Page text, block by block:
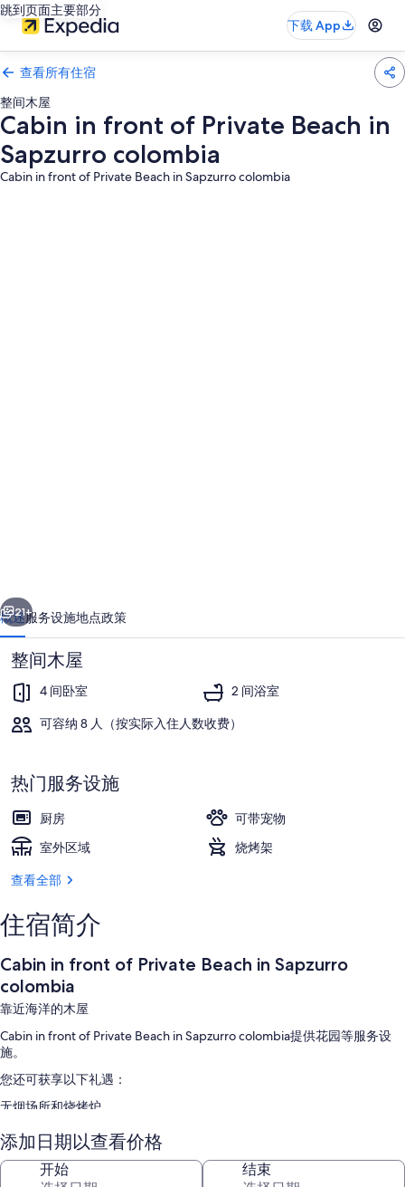
跳到页面主要部分
下载 App
查看所有住宿
整间木屋
Cabin in front of Private Beach in
Sapzurro colombia
Cabin in front of Private Beach in Sapzurro colombia
colombia
的
照
片
库
露台
个 下一个
21+
概述服务设施地点政策
整间木屋
4 间卧室
2 间浴室
可容纳 8 人（按实际入住人数收费）
热门服务设施
厨房
可带宠物
室外区域
烧烤架
查看全部
住宿简介
Cabin in front of Private Beach in Sapzurro
colombia
靠近海洋的木屋
Cabin in front of Private Beach in Sapzurro colombia提供花园等服务设
施。
您还可获享以下礼遇：
无烟场所和烧烤炉
客房特色
Cabin in front of Private Beach in Sapzurro colombia的所有客房均配有餐
桌等设施/服务。
添加日期以查看价格
开始 结束